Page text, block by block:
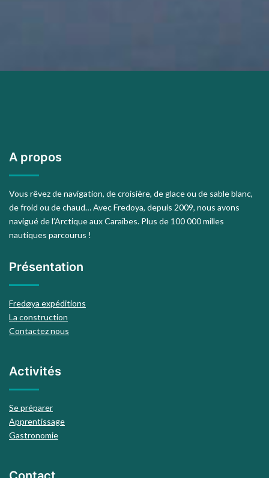
A propos
Vous rêvez de navigation, de croisière, de glace ou de sable blanc,
de froid ou de chaud… Avec Fredoya, depuis 2009, nous avons
navigué de l’Arctique aux Caraïbes. Plus de 100 000 milles
nautiques parcourus !
Présentation
Fredøya expéditions
La construction
Contactez nous
Activités
Se préparer
Apprentissage
Gastronomie